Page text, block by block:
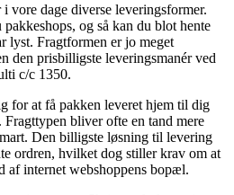
vore dage diverse leveringsformer.
og så kan du blot hente
lyst. Fragtformen er jo meget
den prisbilligste leveringsmanér ved
c/c 1350.
for at få pakken leveret hjem til dig
bliver ofte en tand mere
Den billigste løsning til levering
ordren, hvilket dog stiller krav om at
af internet webshoppens bopæl.